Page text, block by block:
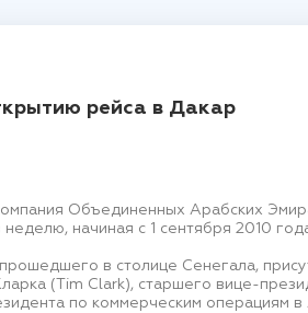
рейса в Дакар
Объединенных Арабских
начиная с 1 сентября 2010
в столице Сенегала,
(Tim Clark), старшего вице-
по коммерческим